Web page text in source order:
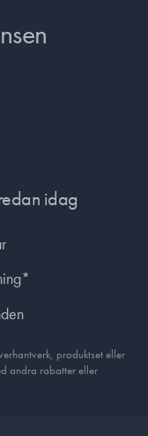
idag
produkt­set eller
andra rabatter eller